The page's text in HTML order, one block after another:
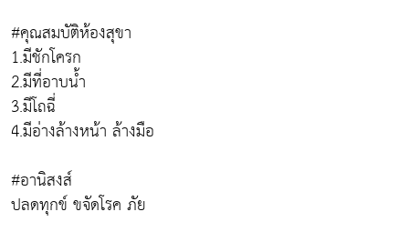
#คุณสมบัติห้องสุขา
1.มีชักโครก
2.มีที่อาบน้ำ
3.มีโถฉี่
4.มีอ่างล้างหน้า ล้างมือ
#อานิสงส์
ปลดทุกข์ ขจัดโรค ภัย